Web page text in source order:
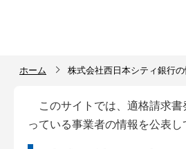
ホーム 株式会社西日本シティ銀行
このサイトでは、適格請求
っている事業者の情報を公表し